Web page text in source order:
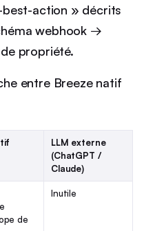
action » décrits
webhook →
propriété.
entre Breeze natif
LLM externe
(ChatGPT /
Claude)
de
Inutile